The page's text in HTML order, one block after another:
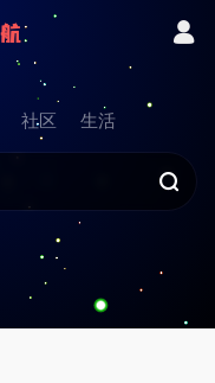
社区 生活